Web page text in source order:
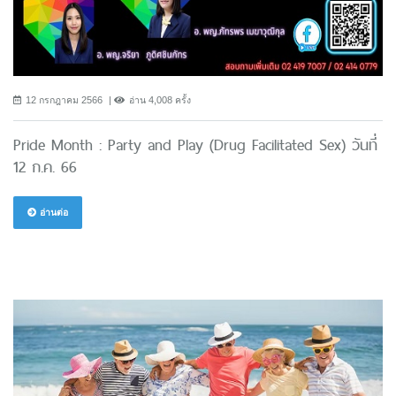
12 กรกฎาคม 2566 อ่าน 4,008 ครั้ง
Pride Month : Party and Play (Drug Facilitated Sex) วันที่
12 ก.ค. 66
อ่านต่อ